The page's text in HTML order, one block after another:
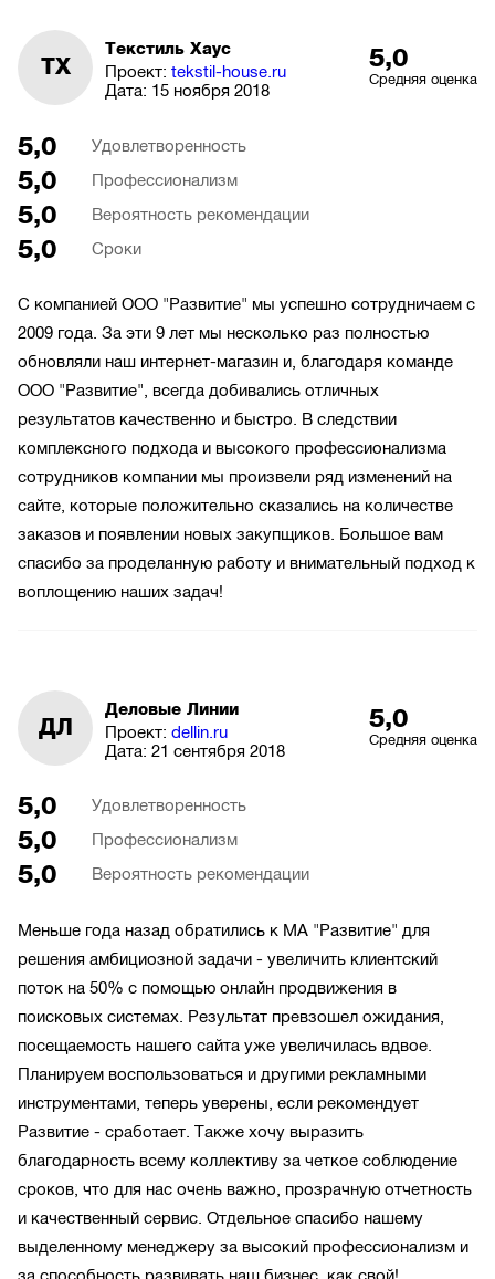
ТХ
Текстиль Хаус
Проект: tekstil-house.ru
Дата: 15 ноября 2018
5,0
Средняя оценка
5,0 Удовлетворенность
5,0 Профессионализм
5,0 Вероятность рекомендации
5,0 Сроки
С компанией ООО "Развитие" мы успешно сотрудничаем с
2009 года. За эти 9 лет мы несколько раз полностью
обновляли наш интернет-магазин и, благодаря команде
ООО "Развитие", всегда добивались отличных
результатов качественно и быстро. В следствии
комплексного подхода и высокого профессионализма
сотрудников компании мы произвели ряд изменений на
сайте, которые положительно сказались на количестве
заказов и появлении новых закупщиков. Большое вам
спасибо за проделанную работу и внимательный подход к
воплощению наших задач!
ДЛ
Деловые Линии
Проект: dellin.ru
Дата: 21 сентября 2018
5,0
Средняя оценка
5,0 Удовлетворенность
5,0 Профессионализм
5,0 Вероятность рекомендации
Меньше года назад обратились к МА "Развитие" для
решения амбициозной задачи - увеличить клиентский
поток на 50% с помощью онлайн продвижения в
поисковых системах. Результат превзошел ожидания,
посещаемость нашего сайта уже увеличилась вдвое.
Планируем воспользоваться и другими рекламными
инструментами, теперь уверены, если рекомендует
Развитие - сработает. Также хочу выразить
благодарность всему коллективу за четкое соблюдение
сроков, что для нас очень важно, прозрачную отчетность
и качественный сервис. Отдельное спасибо нашему
выделенному менеджеру за высокий профессионализм и
за способность развивать наш бизнес, как свой!